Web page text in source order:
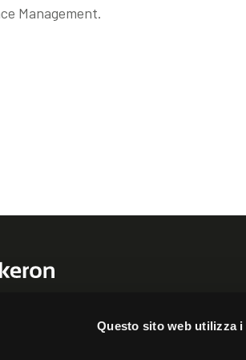
Questo sito web utilizza i
Management.
Headquarters